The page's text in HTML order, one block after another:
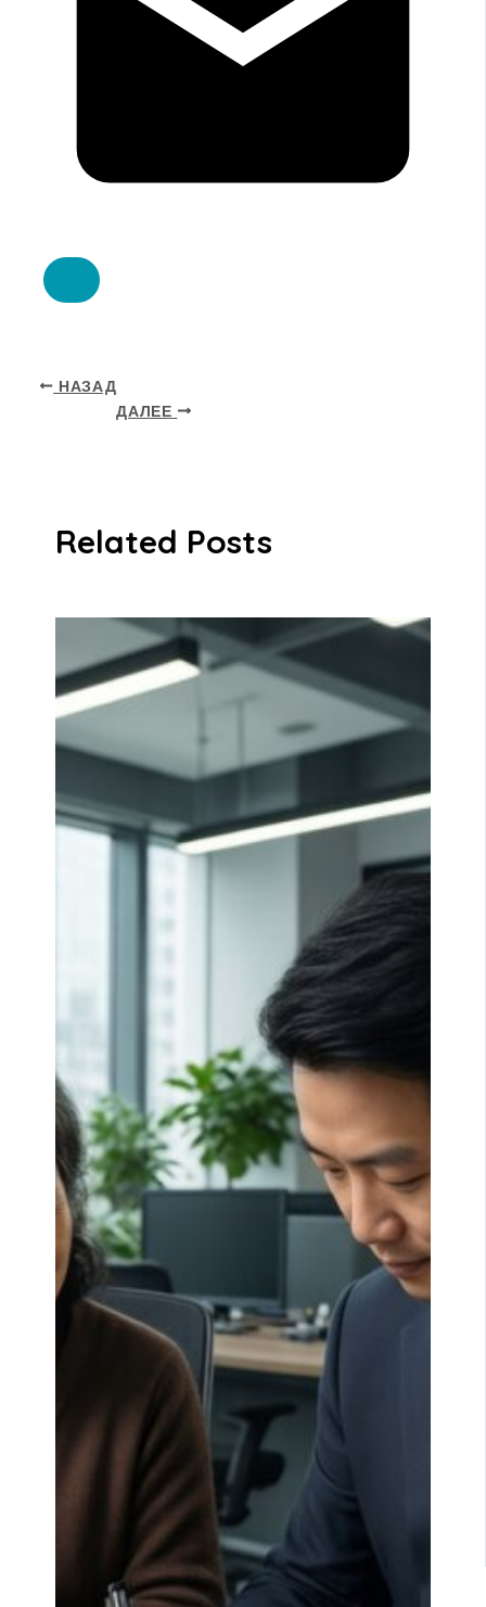
НАЗАД
ДАЛЕЕ
Related Posts